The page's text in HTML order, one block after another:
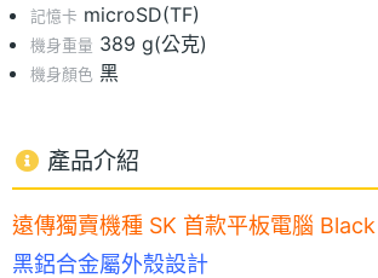
記憶卡 microSD(TF)
機身重量 389 g(公克)
機身顏色 黑
產品介紹
遠傳獨賣機種 SK 首款平板電腦
黑鋁合金屬外殼設計